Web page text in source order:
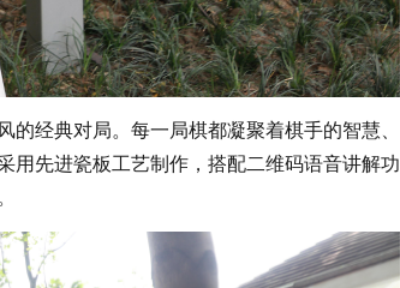
经典对局。每一局棋都凝聚着棋手的智慧、
用先进瓷板工艺制作，搭配二维码语音讲解功